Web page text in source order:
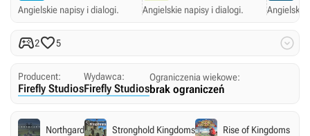
Angielskie napisy i dialogi.
Angielskie napisy i dialogi.
Angielskie
25 
Producent:
Firefly Studios
Wydawca:
Firefly Studios
Ograniczenia wiekowe:
brak ograniczeń
Northgard Stronghold Kingdoms Rise of Kingdoms